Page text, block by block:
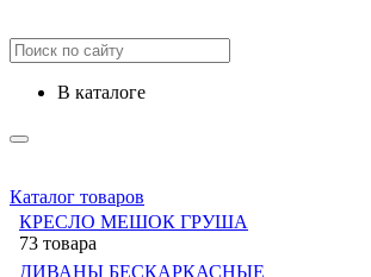
в каталоге
Каталог товаров
КРЕСЛО МЕШОК ГРУША
73 товара
ДИВАНЫ БЕСКАРКАСНЫЕ